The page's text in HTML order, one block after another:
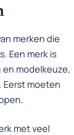
merken die
Een merk is
modelkeuze,
Eerst moeten
met veel